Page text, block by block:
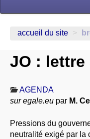
NOS TRAVAUX
HISTOIRE(s)
À PROPOS
accueil du site >
JO : lettre
AGENDA
sur egale.eu par M.
Pressions du
neutralité exigé par la